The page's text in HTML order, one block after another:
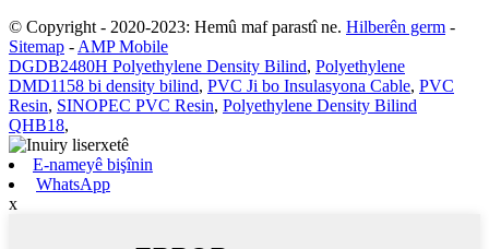
© Copyright - 2020-2023: Hemû maf parastî ne. Hilberên germ -
Sitemap - AMP Mobile
DGDB2480H Polyethylene Density Bilind, Polyethylene
DMD1158 bi density bilind, PVC Ji bo Insulasyona Cable, PVC
Resin, SINOPEC PVC Resin, Polyethylene Density Bilind
QHB18,
E-nameyê bişînin
WhatsApp
x